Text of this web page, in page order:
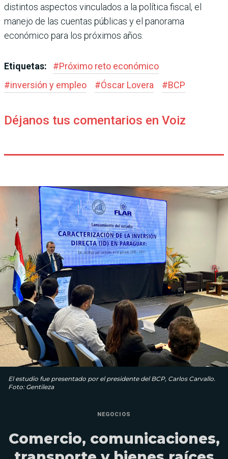
distin­tos aspectos vinculados a la política fiscal, el
manejo de las cuentas públicas y el panorama
económico para los próximos años.
Etiquetas: #Próximo reto económico
#inversión y empleo #Óscar Lovera #BCP
Déjanos tus comentarios en Voiz
El estudio fue presentado por el presidente del BCP, Carlos Carvallo.
Foto: Gentileza
NEGOCIOS
Comercio, comunicaciones,